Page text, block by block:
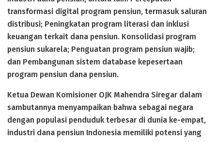
transformasi digital program pensiun, termasuk saluran
distribusi; Peningkatan program literasi dan inklusi
keuangan terkait dana pensiun. Konsolidasi program
pensiun sukarela; Penguatan program pensiun wajib;
dan Pembangunan sistem database kepesertaan
program pensiun dana pensiun.
Ketua Dewan Komisioner OJK Mahendra Siregar dalam
sambutannya menyampaikan bahwa sebagai negara
dengan populasi penduduk terbesar di dunia ke-empat,
industri dana pensiun Indonesia memiliki potensi yang